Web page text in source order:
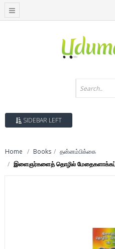
SIDEBAR LEFT
Home Books
தன்னம்பிக்கை
இளைஞர்களைத் தொழில் மேதைகளாக்கப்